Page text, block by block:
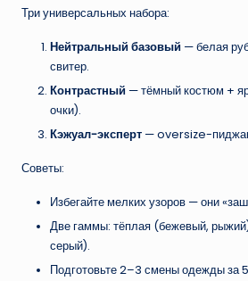
Три универсальных набора:
Нейтральный базовый — белая
свитер.
Контрастный — тёмный костюм +
очки).
Кэжуал-эксперт — oversize-
Советы:
Избегайте мелких узоров — они
Две гаммы: тёплая (бежевый,
серый).
Подготовьте 2–3 смены одежды за